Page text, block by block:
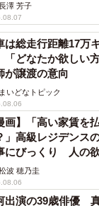
澤 芳子
は総走行距離17万
どなたか欲しい
が譲渡の意向
まいどなトピック
画】「高い家賃を
」高級レジデンス
にびっくり 人の
波 穂乃圭
出演の39歳俳優